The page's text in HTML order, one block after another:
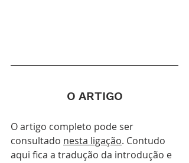
O ARTIGO
O artigo completo pode ser
consultado nesta ligação. Contudo
aqui fica a tradução da introdução e